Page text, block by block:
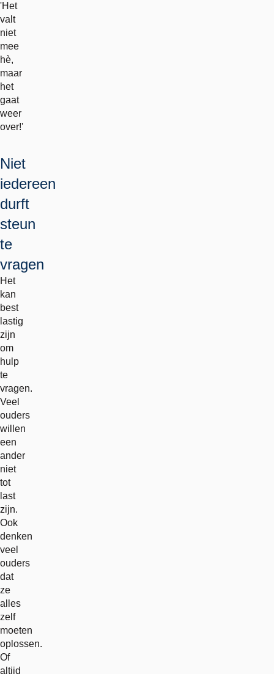
'Het
valt
niet
mee
hè,
maar
het
gaat
weer
over!'
Niet
iedereen
durft
steun
te
vragen
Het
kan
best
lastig
zijn
om
hulp
te
vragen.
Veel
ouders
willen
een
ander
niet
tot
last
zijn.
Ook
denken
veel
ouders
dat
ze
alles
zelf
moeten
oplossen.
Of
altijd